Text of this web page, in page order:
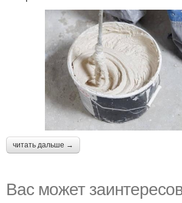
читать дальше →
Вас может